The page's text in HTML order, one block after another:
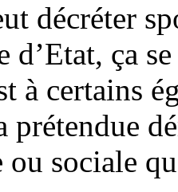
décréter
d’Etat, ça
à certains
prétendue
sociale